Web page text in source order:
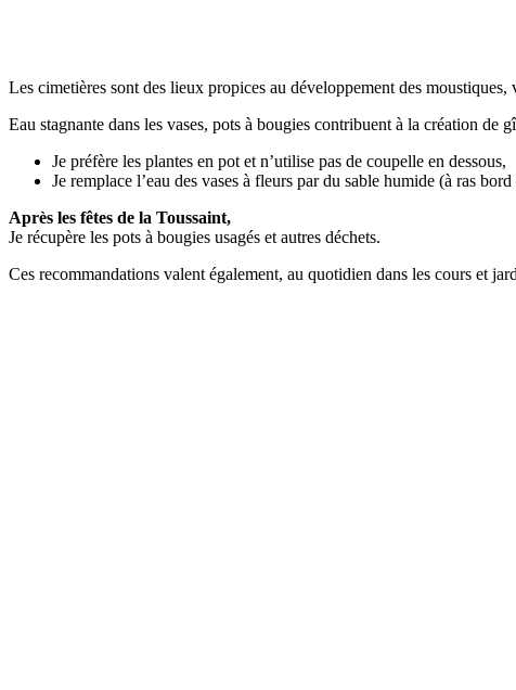
Les cimetières sont des lieux propices au développement des
Eau stagnante dans les vases, pots à bougies contribuent à la création de
Je préfère les plantes en pot et n’utilise pas de coupelle en dessous,
Je remplace l’eau des vases à fleurs par du sable humide (à ras
Après les fêtes de la Toussaint,
Je récupère les pots à bougies usagés et autres déchets.
Ces recommandations valent également, au quotidien dans les cours et